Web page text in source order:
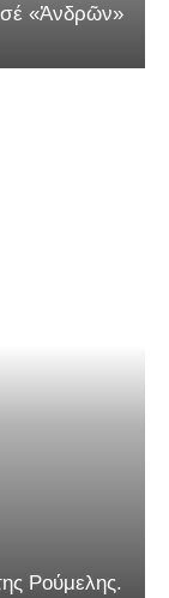
σέ «Ἀνδρῶν»
Ρούμελης.